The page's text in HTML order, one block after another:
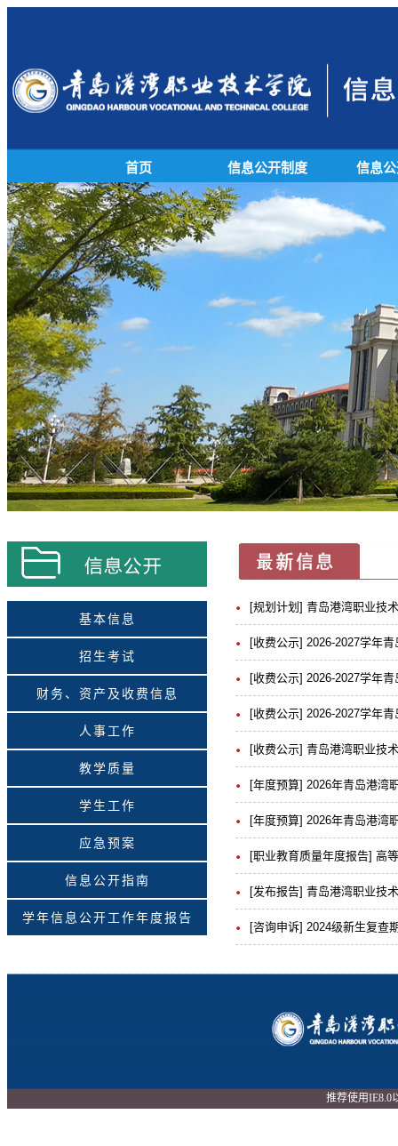
首页 信息公开制度 信息
基本信息
招生考试
财务、资产及收费信息
人事工作
教学质量
学生工作
应急预案
信息公开指南
学年信息公开工作年度报告
[规划计划] 青岛港湾职业技
[收费公示] 2026-2027学年
[收费公示] 2026-2027学年
[收费公示] 2026-2027学年
[收费公示] 青岛港湾职业技
[年度预算] 2026年青岛港湾
[年度预算] 2026年青岛港湾
[职业教育质量年度报告] 高
[发布报告] 青岛港湾职业技
[咨询申诉] 2024级新生复查
推荐使用IE8.0